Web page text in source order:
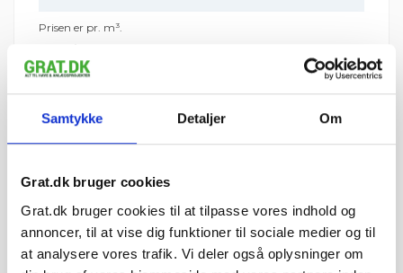
Samtykke Detaljer Om
Grat.dk bruger cookies
Grat.dk bruger cookies til at tilpasse vores indhold og
annoncer, til at vise dig funktioner til sociale medier og til
at analysere vores trafik. Vi deler også oplysninger om
Prisen er pr. m³.
Afhænger af postnr - beregnes før bestilling
Det er billigere at købe perlesten 6-12 mm i
Køb i 1000 kg Big Bag
Hos Grat får du: